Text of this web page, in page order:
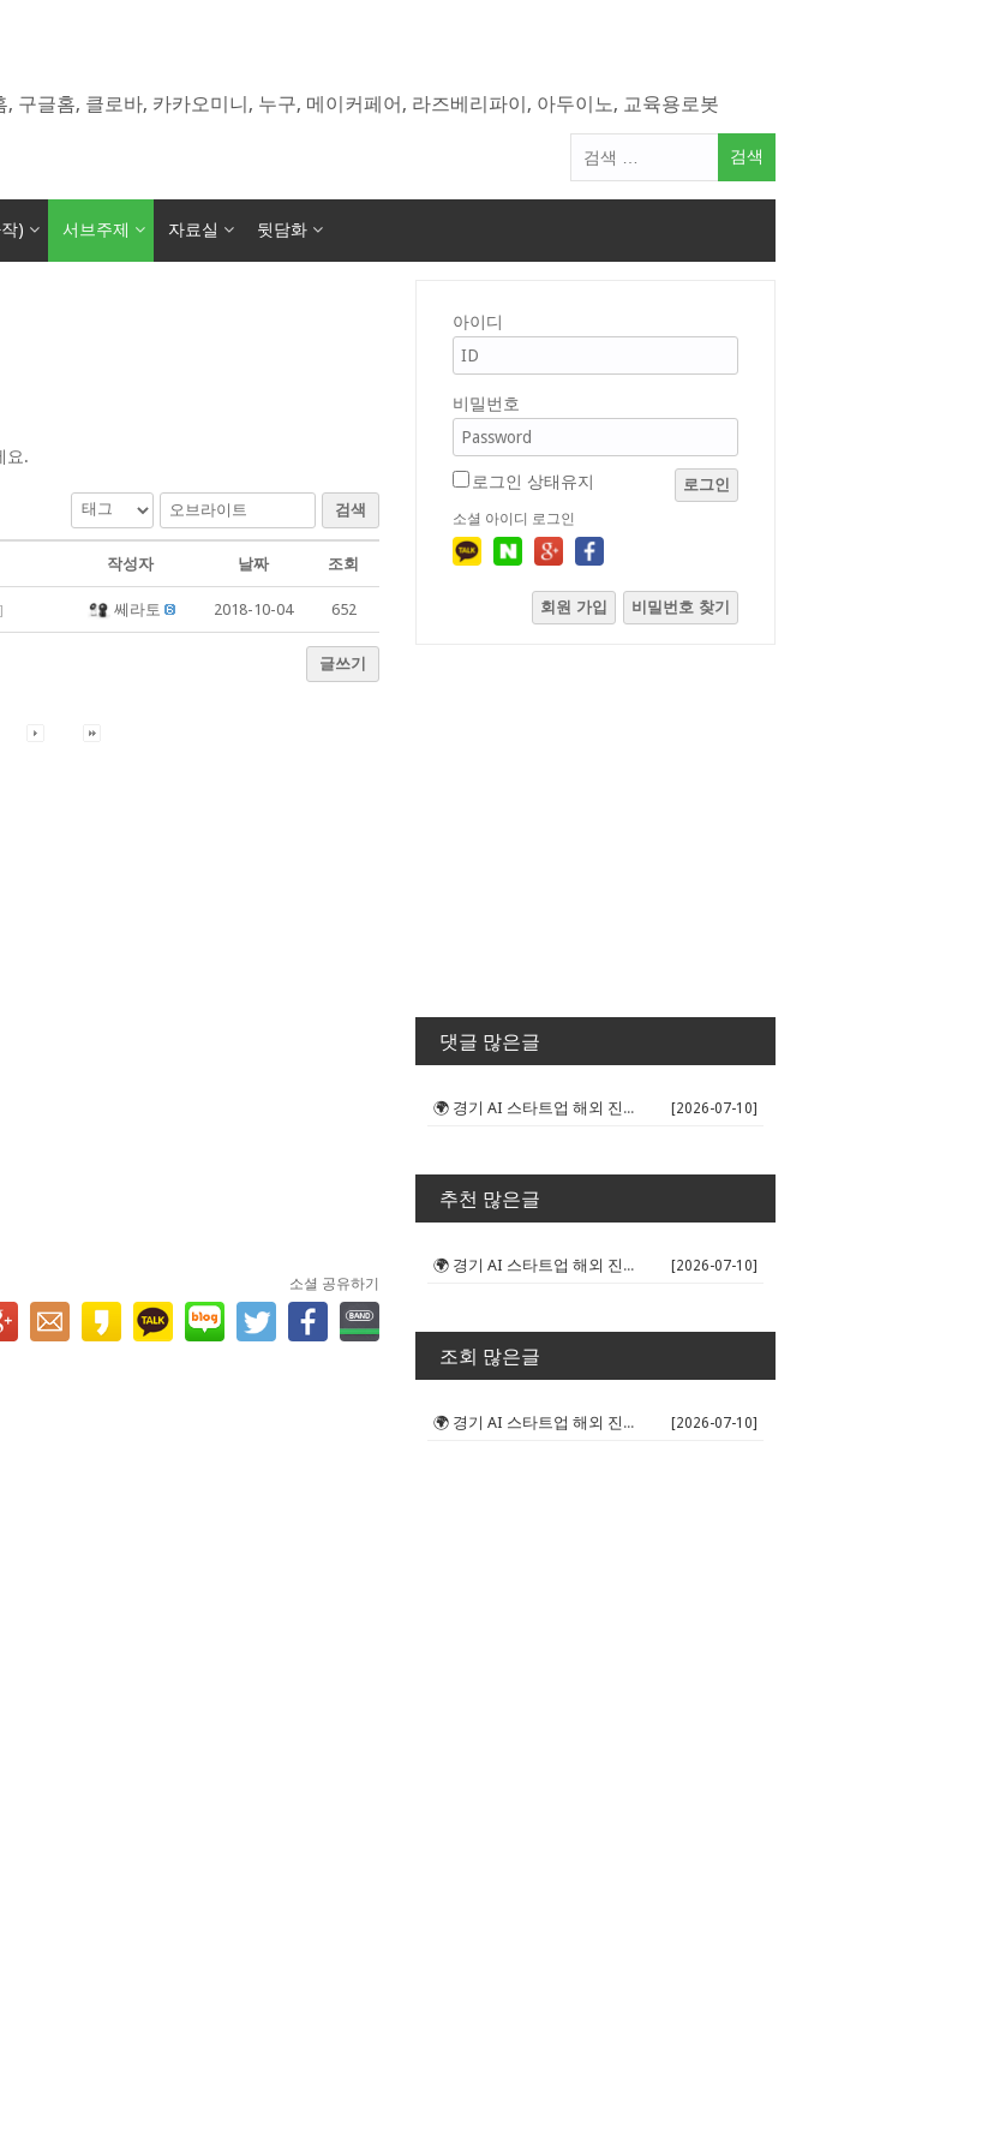
구글홈, 클로바, 카카오미니, 누구, 메이커페어, 라즈베리파이, 아두이노, 교육용로봇
색
) 서브주제 자료실 뒷담화
요.
검색
작성자 날짜 조회
] 쎄라토 2018-10-04 652
글쓰기
소셜 공유하기
아이디
비밀번호
로그인 상태유지 로그인
소셜 아이디 로그인
회원 가입 비밀번호 찾기
댓글 많은글
🌍 경기 AI 스타트업 해외 진출 판... [2026-07-10]
추천 많은글
🌍 경기 AI 스타트업 해외 진출 판... [2026-07-10]
조회 많은글
🌍 경기 AI 스타트업 해외 진출 판... [2026-07-10]